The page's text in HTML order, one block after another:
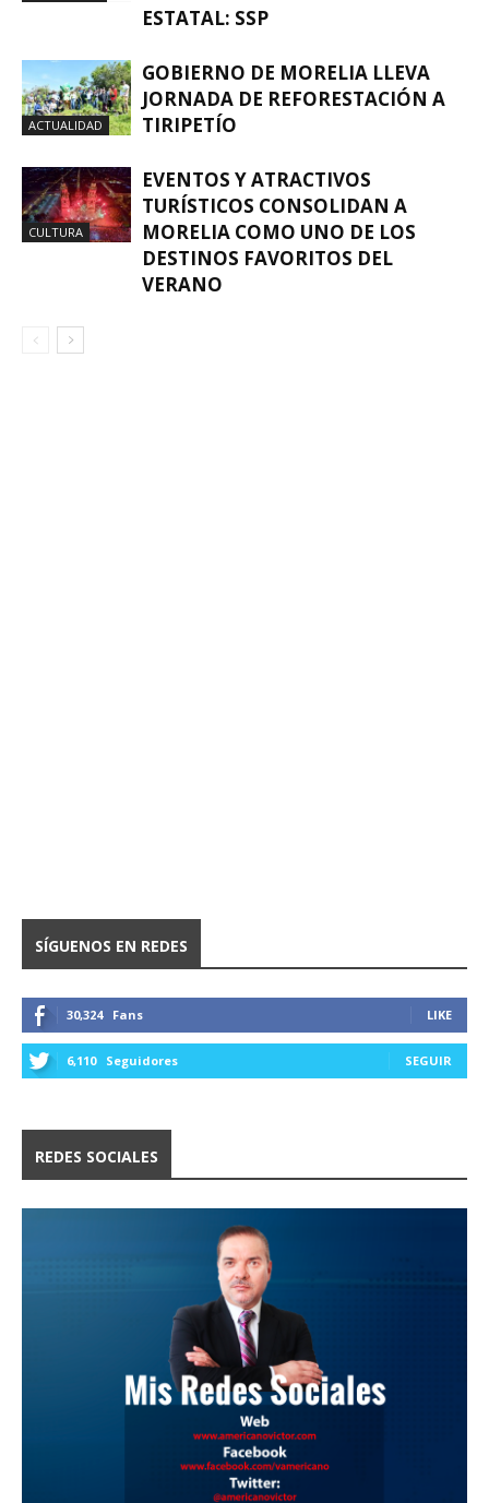
ESTATAL: SSP
ACTUALIDAD
GOBIERNO DE MORELIA LLEVA
JORNADA DE REFORESTACIÓN A
TIRIPETÍO
CULTURA
EVENTOS Y ATRACTIVOS
TURÍSTICOS CONSOLIDAN A
MORELIA COMO UNO DE LOS
DESTINOS FAVORITOS DEL
VERANO
SÍGUENOS EN REDES
30,324 Fans LIKE
6,110 Seguidores SEGUIR
REDES SOCIALES